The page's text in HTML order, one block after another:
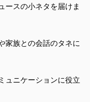
ビスを比較まとめ！
ユーザーも沢山いることでしょ
楽天モバイルとアハモの料金比較
続きを読む
ースの小ネタを届けま
家族との会話のタネに
ュニケーションに役立